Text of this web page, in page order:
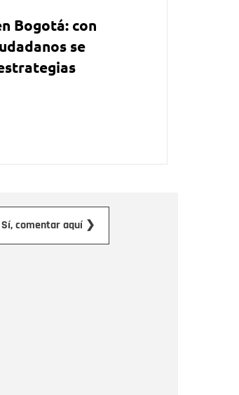
Bogotá: con
se
Sí, comentar aquí ❯